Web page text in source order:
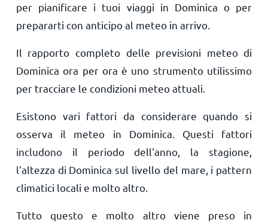
per pianificare i tuoi viaggi in Dominica o per
prepararti con anticipo al meteo in arrivo.
Il rapporto completo delle previsioni meteo di
Dominica ora per ora è uno strumento utilissimo
per tracciare le condizioni meteo attuali.
Esistono vari fattori da considerare quando si
osserva il meteo in Dominica. Questi fattori
includono il periodo dell'anno, la stagione,
l'altezza di Dominica sul livello del mare, i pattern
climatici locali e molto altro.
Tutto questo e molto altro viene preso in